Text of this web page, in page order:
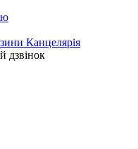
Канцелярія
дзвінок